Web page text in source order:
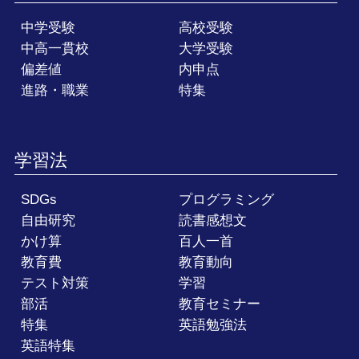
中学受験
高校受験
中高一貫校
大学受験
偏差値
内申点
進路・職業
特集
学習法
SDGs
プログラミング
自由研究
読書感想文
かけ算
百人一首
教育費
教育動向
テスト対策
学習
部活
教育セミナー
特集
英語勉強法
英語特集